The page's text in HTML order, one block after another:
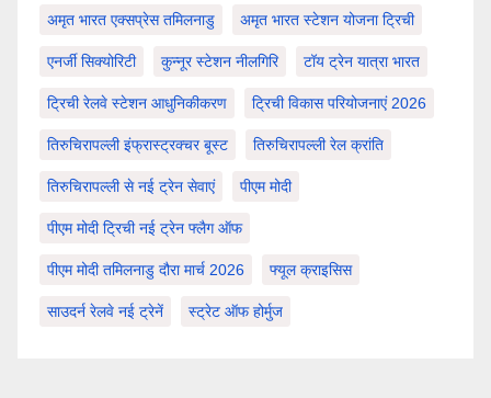
अमृत भारत एक्सप्रेस तमिलनाडु अमृत भारत स्टेशन योजना ट्रिची
एनर्जी सिक्योरिटी कुन्नूर स्टेशन नीलगिरि टॉय ट्रेन यात्रा भारत
ट्रिची रेलवे स्टेशन आधुनिकीकरण ट्रिची विकास परियोजनाएं 2026
तिरुचिरापल्ली इंफ्रास्ट्रक्चर बूस्ट तिरुचिरापल्ली रेल क्रांति
तिरुचिरापल्ली से नई ट्रेन सेवाएं पीएम मोदी
पीएम मोदी ट्रिची नई ट्रेन फ्लैग ऑफ
पीएम मोदी तमिलनाडु दौरा मार्च 2026 फ्यूल क्राइसिस
साउदर्न रेलवे नई ट्रेनें स्ट्रेट ऑफ होर्मुज